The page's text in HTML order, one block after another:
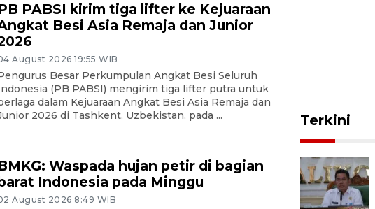
PABSI kirim tiga lifter ke Kejuaraan
Besi Asia Remaja dan Junior
August 2026 19:55 WIB
Besar Perkumpulan Angkat Besi Seluruh
(PB PABSI) mengirim tiga lifter putra untuk
dalam Kejuaraan Angkat Besi Asia Remaja dan
2026 di Tashkent, Uzbekistan, pada ...
Waspada hujan petir di bagian
Indonesia pada Minggu
August 2026 8:49 WIB
Terkini